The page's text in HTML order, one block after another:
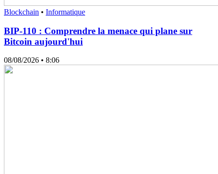
Blockchain • Informatique
BIP-110 : Comprendre la menace qui plane sur
Bitcoin aujourd'hui
08/08/2026 • 8:06